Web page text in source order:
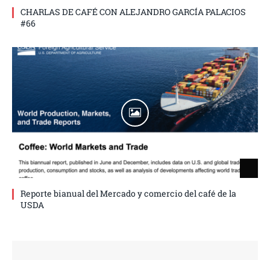
CHARLAS DE CAFÉ CON ALEJANDRO GARCÍA PALACIOS
#66
Reporte bianual del Mercado y comercio del café de la
USDA